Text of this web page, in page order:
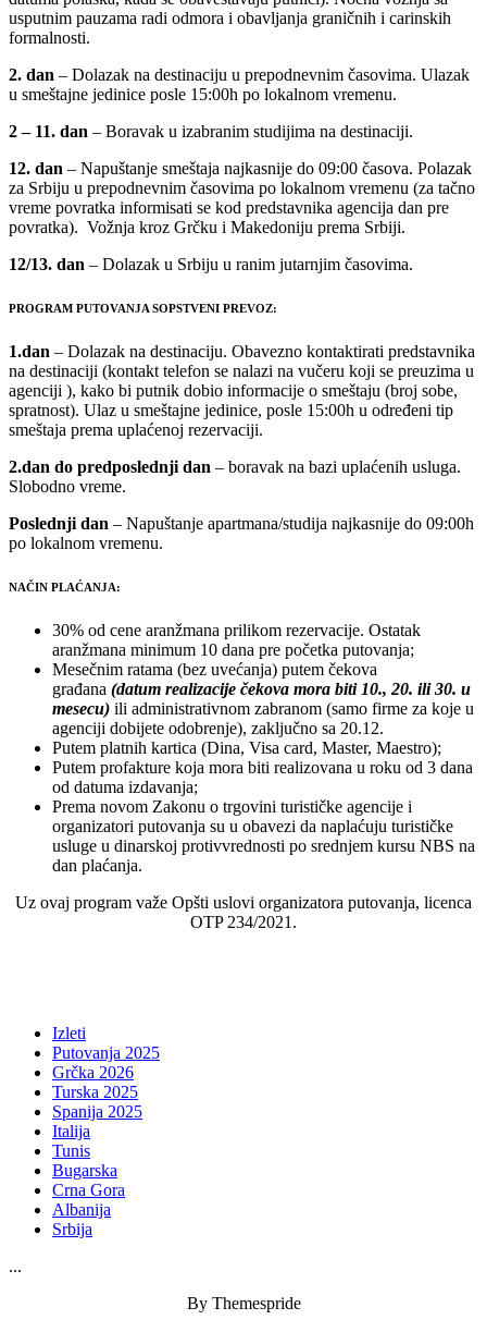
usputnim pauzama radi odmora i obavljanja graničnih i carinskih
formalnosti.
2. dan – Dolazak na destinaciju u prepodnevnim časovima. Ulazak
u smeštajne jedinice posle 15:00h po lokalnom vremenu.
2 – 11. dan – Boravak u izabranim studijima na destinaciji.
12. dan – Napuštanje smeštaja najkasnije do 09:00 časova. Polazak
za Srbiju u prepodnevnim časovima po lokalnom vremenu (za tačno
vreme povratka informisati se kod predstavnika agencija dan pre
povratka). Vožnja kroz Grčku i Makedoniju prema Srbiji.
12/13. dan – Dolazak u Srbiju u ranim jutarnjim časovima.
PROGRAM PUTOVANJA SOPSTVENI PREVOZ:
1.dan – Dolazak na destinaciju. Obavezno kontaktirati predstavnika
na destinaciji (kontakt telefon se nalazi na vučeru koji se preuzima u
agenciji ), kako bi putnik dobio informacije o smeštaju (broj sobe,
spratnost). Ulaz u smeštajne jedinice, posle 15:00h u određeni tip
smeštaja prema uplaćenoj rezervaciji.
2.dan do predposlednji dan – boravak na bazi uplaćenih usluga.
Slobodno vreme.
Poslednji dan – Napuštanje apartmana/studija najkasnije do 09:00h
po lokalnom vremenu.
NAČIN PLAĆANJA:
30% od cene aranžmana prilikom rezervacije. Ostatak
aranžmana minimum 10 dana pre početka putovanja;
Mesečnim ratama (bez uvećanja) putem čekova
građana (datum realizacije čekova mora biti 10., 20. ili 30. u
mesecu) ili administrativnom zabranom (samo firme za koje u
agenciji dobijete odobrenje), zaključno sa 20.12.
Putem platnih kartica (Dina, Visa card, Master, Maestro);
Putem profakture koja mora biti realizovana u roku od 3 dana
od datuma izdavanja;
Prema novom Zakonu o trgovini turističke agencije i
organizatori putovanja su u obavezi da naplaćuju turističke
usluge u dinarskoj protivvrednosti po srednjem kursu NBS na
dan plaćanja.
Uz ovaj program važe Opšti uslovi organizatora putovanja, licenca
OTP 234/2021.
Izleti
Putovanja 2025
Grčka 2026
Turska 2025
Spanija 2025
Italija
Tunis
Bugarska
Crna Gora
Albanija
Srbija
...
By Themespride